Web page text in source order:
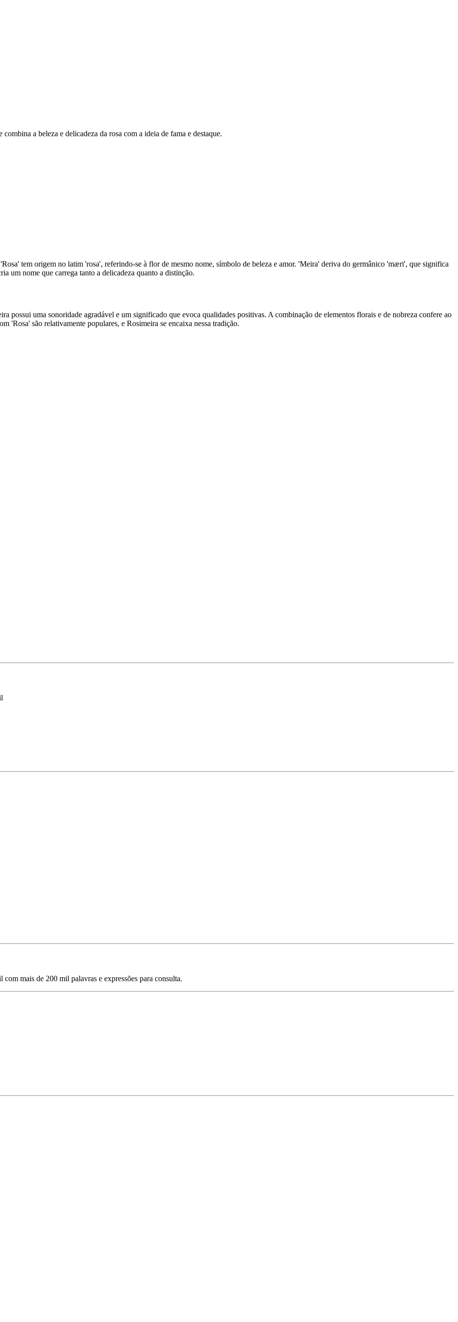
a beleza e delicadeza da rosa com a ideia de fama e destaque.
tem origem no latim 'rosa', referindo-se à flor de mesmo nome, símbolo de beleza e amor. 'Meira' deriva do germânico 'mæri', que significa
um nome que carrega tanto a delicadeza quanto a distinção.
possui uma sonoridade agradável e um significado que evoca qualidades positivas. A combinação de elementos florais e de nobreza confere ao
'Rosa' são relativamente populares, e Rosimeira se encaixa nessa tradição.
mais de 200 mil palavras e expressões para consulta.